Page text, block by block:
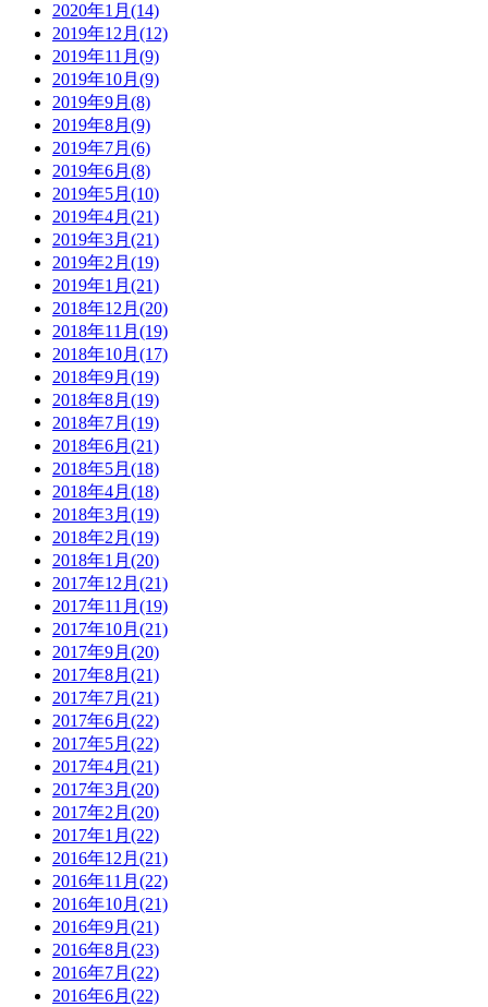
2020年1月(14)
2019年12月(12)
2019年11月(9)
2019年10月(9)
2019年9月(8)
2019年8月(9)
2019年7月(6)
2019年6月(8)
2019年5月(10)
2019年4月(21)
2019年3月(21)
2019年2月(19)
2019年1月(21)
2018年12月(20)
2018年11月(19)
2018年10月(17)
2018年9月(19)
2018年8月(19)
2018年7月(19)
2018年6月(21)
2018年5月(18)
2018年4月(18)
2018年3月(19)
2018年2月(19)
2018年1月(20)
2017年12月(21)
2017年11月(19)
2017年10月(21)
2017年9月(20)
2017年8月(21)
2017年7月(21)
2017年6月(22)
2017年5月(22)
2017年4月(21)
2017年3月(20)
2017年2月(20)
2017年1月(22)
2016年12月(21)
2016年11月(22)
2016年10月(21)
2016年9月(21)
2016年8月(23)
2016年7月(22)
2016年6月(22)